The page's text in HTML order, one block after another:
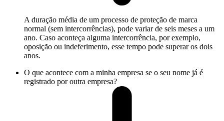
A duração média de um processo de proteção de marca
normal (sem intercorrências), pode variar de seis meses a um
ano. Caso aconteça alguma intercorrência, por exemplo,
oposição ou indeferimento, esse tempo pode superar os dois
anos.
O que acontece com a minha empresa se o seu nome já é
registrado por outra empresa?